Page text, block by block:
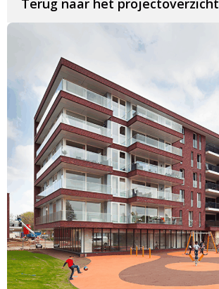
Terug naar het projectoverzicht